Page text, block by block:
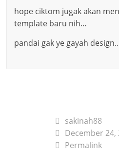
hope ciktom jugak akan
template baru nih…
pandai gak ye gayah
sakinah88
December 24,
Permalink